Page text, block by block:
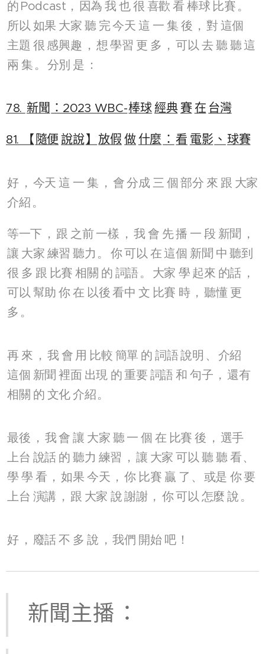
的 Podcast， 因為 我 也很 喜歡 看 棒球 比賽 。
所以如果 大家 聽 完今天 這 一 集 後 ， 對 這個
主題 很 感興趣 ， 想學習 更 多 ， 可以去 聽聽這
兩 集 。 分別 是 ：
78. 新聞 ：2023 WBC-棒球經典 賽 在 台灣
81. 【 隨便說說】 放假做 什麼 ： 看 電影 、 球賽
好 ， 今天 這 一 集 ， 會分成 三 個 部分 來 跟 大家
介紹 。
等一下 ， 跟 之前 一樣 ， 我 會 先播 一 段 新聞 ，
讓 大家 練習 聽力 。 你可以在這個 新聞 中 聽到
很 多 跟 比賽 相關 的 詞語。 大家 學 起來 的話 ，
可以幫助 你在 以後看中 文 比賽 時 ， 聽懂 更
多 。
再 來 ， 我 會 用 比較 簡單 的 詞語說明 、
介紹
這個 新聞 裡面 出現 的重要 詞語和 句子 ， 還有
相關 的 文化介紹。
最後 ， 我會 讓 大家 聽一 個 在 比賽 後 ， 選手
上台 說話 的 聽力 練習 ， 讓 大家 可以聽聽看、
學 學 看 ， 如果 今天 ， 你 比賽 贏 了 、 或是 你要
上台 演講 ， 跟 大家 說謝謝 ， 你可以怎麼 說 。
好 ， 廢話不 多 說 ， 我們 開始 吧 ！
新聞主播 ：